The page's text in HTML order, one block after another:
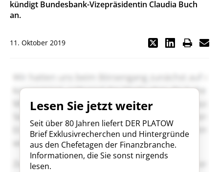
kündigt Bundesbank-Vizepräsidentin Claudia Buch
an.
11. Oktober 2019
Lesen Sie jetzt weiter
Seit über 80 Jahren liefert DER PLATOW
Brief Exklusivrecherchen und Hintergründe
aus den Chefetagen der Finanzbranche.
Informationen, die Sie sonst nirgends
lesen.